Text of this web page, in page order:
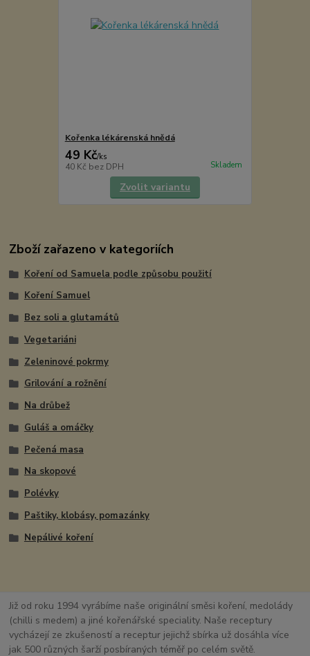
Kořenka lékárenská hnědá
49 Kč/ks
40 Kč bez DPH Skladem
Zvolit variantu
Zboží zařazeno v kategoriích
Koření od Samuela podle způsobu použití
Koření Samuel
Bez soli a glutamátů
Vegetariáni
Zeleninové pokrmy
Grilování a rožnění
Na drůbež
Guláš a omáčky
Pečená masa
Na skopové
Polévky
Paštiky, klobásy, pomazánky
Nepálivé koření
Již od roku 1994 vyrábíme naše originální směsi koření, medolády
(chilli s medem) a jiné kořenářské speciality. Naše receptury
vycházejí ze zkušeností a receptur jejichž sbírka už dosáhla více
jak 500 různých šarží posbíraných téměř po celém světě.